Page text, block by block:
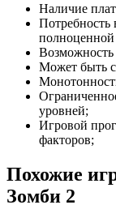
Наличие
Потребность
Возможность
Может быть
уровней;
Игровой
факторов;
Похожие
Зомби 2